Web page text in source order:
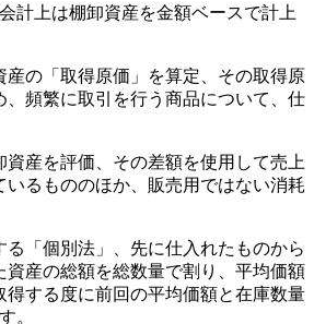
計上は棚卸資産を金額ベースで計上
の「取得原価」を算定、その取得原
頻繁に取引を行う商品について、仕
産を評価、その差額を使用して売上
るもののほか、販売用ではない消耗
「個別法」、先に仕入れたものから
産の総額を総数量で割り、平均価額
する度に前回の平均価額と在庫数量
。